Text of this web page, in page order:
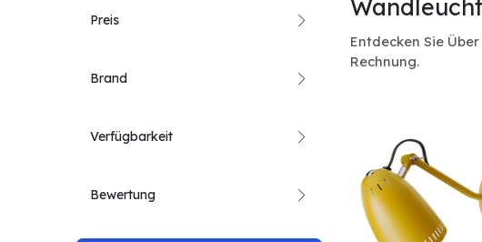
Preis
Brand
Verfügbarkeit
Bewertung
Entdecken Sie
Rechnung.